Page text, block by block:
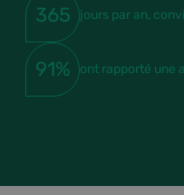
365 jours par an,
91% ont rapporté une